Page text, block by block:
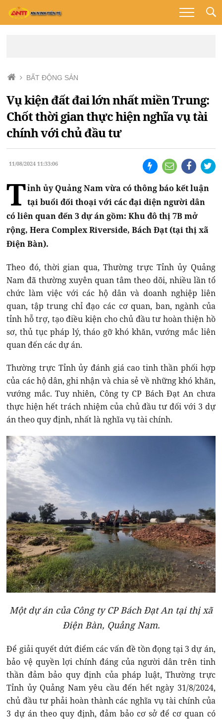
BẤT ĐỘNG SẢN
Vụ kiện đất đai lớn nhất miền Trung:
Chốt thời gian thực hiện nghĩa vụ tài
chính với chủ đầu tư
11/08/2024 11:33:06
Tỉnh ủy Quảng Nam vừa có thông báo kết luận
tại buổi đối thoại với các đại diện người dân
có liên quan đến 3 dự án gồm: Khu đô thị 7B mở
rộng, Hera Complex Riverside, Bách Đạt (tại thị xã
Điện Bàn).
Theo đó, thời gian qua, Thường trực Tỉnh ủy Quảng
Nam đã thường xuyên quan tâm theo dõi, nhiều lần tổ
chức làm việc với các hộ dân và doanh nghiệp liên
quan, tập trung chỉ đạo các cơ quan, ban, ngành của
tỉnh hỗ trợ, tạo điều kiện cho chủ đầu tư hoàn thiện hồ
sơ, thủ tục pháp lý, tháo gỡ khó khăn, vướng mắc liên
quan đến các dự án.
Thường trực Tỉnh ủy đánh giá cao tinh thần phối hợp
của các hộ dân, ghi nhận và chia sẻ về những khó khăn,
vướng mắc. Tuy nhiên, Công ty CP Bách Đạt An chưa
thực hiện hết trách nhiệm của chủ đầu tư đối với 3 dự
án theo quy định, nhất là nghĩa vụ tài chính.
Một dự án của Công ty CP Bách Đạt An tại thị xã
Điện Bàn, Quảng Nam.
Để giải quyết dứt điểm các vấn đề tồn đọng tại 3 dự án,
bảo vệ quyền lợi chính đáng của người dân trên tinh
thần đảm bảo quy định của pháp luật, Thường trực
Tỉnh ủy Quảng Nam yêu cầu đến hết ngày 31/8/2024,
chủ đầu tư phải hoàn thành các nghĩa vụ tài chính của
3 dự án theo quy định, đảm bảo cơ sở để cơ quan có